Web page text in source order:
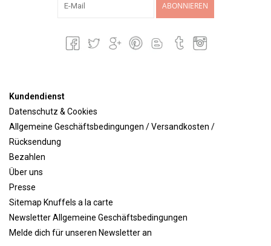
ABONNIEREN
Kundendienst
Datenschutz & Cookies
Allgemeine Geschäftsbedingungen / Versandkosten /
Rücksendung
Bezahlen
Über uns
Presse
Sitemap Knuffels a la carte
Newsletter Allgemeine Geschäftsbedingungen
Melde dich für unseren Newsletter an